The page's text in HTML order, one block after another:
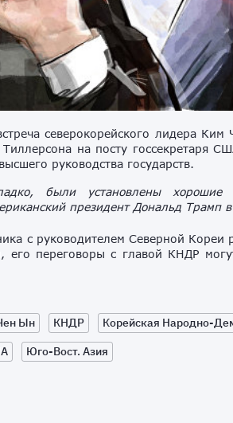
северокорейского лидера
на посту госсекретаря
руководства государств.
были установлены хорошие
президент Дональд Трамп
с руководителем Северной Кореи
переговоры с главой КНДР
Ын КНДР
Корейская Народно-
Юго-Вост. Азия